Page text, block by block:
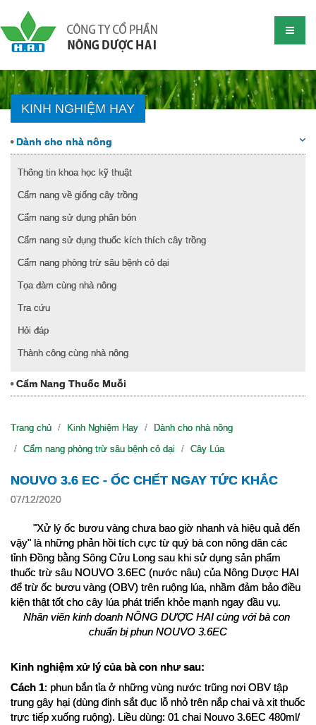
KINH NGHIỆM HAY
Dành cho nhà nông
Thông tin khoa học kỹ thuật
Cẩm nang về giống cây trồng
Cẩm nang sử dụng phân bón
Cẩm nang sử dụng thuốc kích thích cây trồng
Cẩm nang phòng trừ sâu bệnh cỏ dại
Tọa đàm cùng nhà nông
Tra cứu
Hỏi đáp
Thành công cùng nhà nông
Cẩm Nang Thuốc Muỗi
Trang chủ Kinh Nghiệm Hay
Dành cho nhà nông
Cẩm nang phòng trừ sâu bệnh cỏ dại
Cây Lúa
NOUVO 3.6 EC - ỐC CHẾT NGAY TỨC KHẮC
07/12/2020
"Xử lý ốc bươu vàng chưa bao giờ nhanh và hiệu quả đến
vậy" là những phản hồi tích cực từ quý bà con nông dân các
tỉnh Đồng bằng Sông Cửu Long sau khi sử dụng sản phẩm
thuốc trừ sâu NOUVO 3.6EC (nước nâu) của Nông Dược HAI
để trừ ốc bươu vàng (OBV) trên ruộng lúa, nhầm đảm bảo điều
kiện thật tốt cho cây lúa phát triển khỏe mạnh ngay đầu vụ.
Nhân viên kinh doanh NÔNG DƯỢC HAI cùng với bà con
chuẩn bị phun NOUVO 3.6EC
Kinh nghiệm xử lý của bà con như sau:
Cách 1: phun bắn tỉa ở những vùng nước trũng nơi OBV tập
trung gây hại (dùng đinh sắt đục lỗ nhỏ trên nắp chai và xịt thuốc
trực tiếp xuống ruộng). Liều dùng: 01 chai Nouvo 3.6EC 480ml/